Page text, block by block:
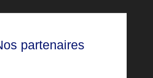
partenaires